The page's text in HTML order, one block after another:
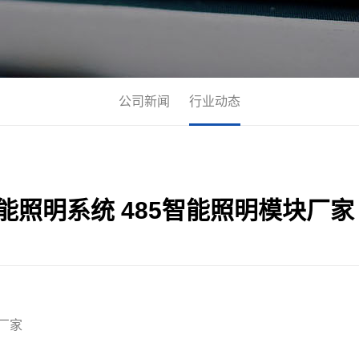
公司新闻 行业动态
照明系统 485智能照明模块厂家
家